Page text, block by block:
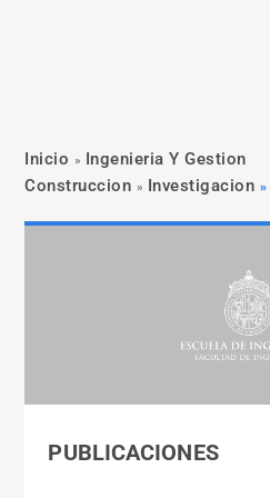
Inicio » Ingenieria Y Gestion
Construccion » Investigacion »
PUBLICACIONES